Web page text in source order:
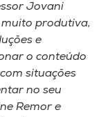
Jovani
produtiva,
e
o conteúdo
situações
no seu
Remor e